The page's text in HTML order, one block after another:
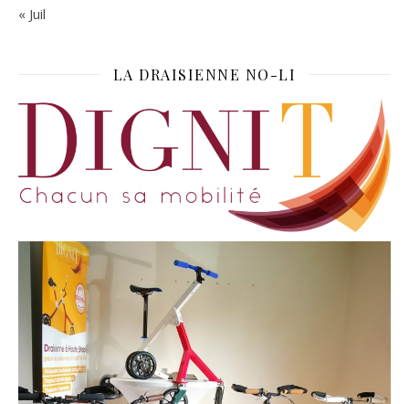
« Juil
LA DRAISIENNE NO-LI